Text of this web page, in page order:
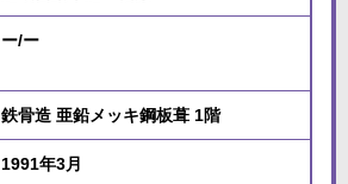
ー/ー
鉄骨造 亜鉛メッキ鋼板葺 1階
1991年3月